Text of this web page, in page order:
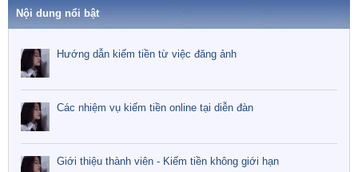
Nội dung nổi bật
Hướng dẫn kiếm tiền từ việc đăng ảnh
Các nhiệm vụ kiếm tiền online tại diễn đàn
Giới thiệu thành viên - Kiếm tiền không giới hạn